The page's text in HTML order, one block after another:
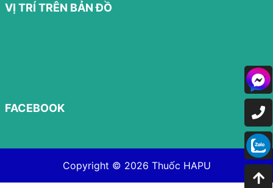
VỊ TRÍ TRÊN BẢN ĐỒ
FACEBOOK
Copyright © 2026 Thuốc HAPU